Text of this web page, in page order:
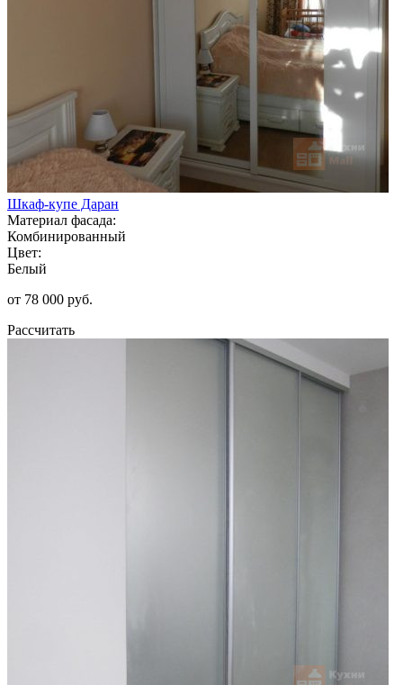
Шкаф-купе Даран
Материал фасада:
Комбинированный
Цвет:
Белый
от 78 000 руб.
Рассчитать